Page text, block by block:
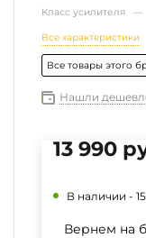
Класс усилителя —
Все характеристики
Все товары этого
Нашли
13 990
В наличии -
Вернем на